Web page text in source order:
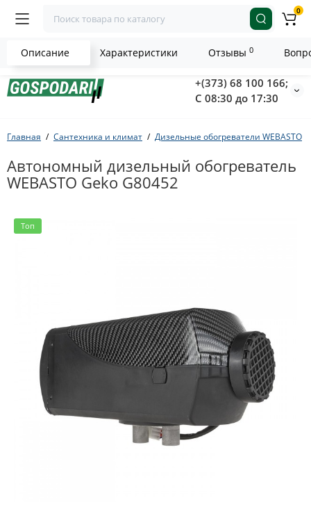
+(373) 68 100 166;
С 08:30 до 17:30
0
Главная Сантехника и климат Дизельные обогреватели WEBASTO
Автономный дизельный обогреватель
WEBASTO Geko G80452
Топ
Описание Характеристики Отзывы 0